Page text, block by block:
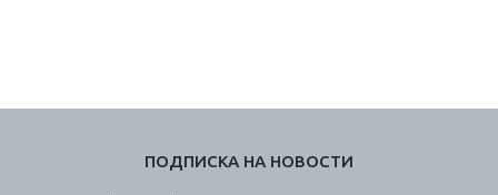
ПОДПИСКА НА НОВОСТИ